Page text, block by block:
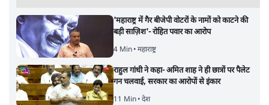
'महाराष्ट्र में गैर बीजेपी वोटरों के नामों को काटने की
बड़ी साज़िश'- रोहित पवार का आरोप
4 Min• महाराष्ट्र
राहुल गांधी ने कहा- अमित शाह ने ही छात्रों पर पैलेट
गन चलवाई, सरकार का आरोपों से इंकार
11 Min• देश